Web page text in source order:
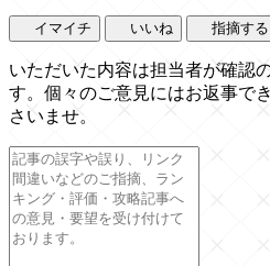
イマイチ いいね 指摘する
いただいた内容は担当者が確認
す。個々のご意見にはお返事で
さいませ。